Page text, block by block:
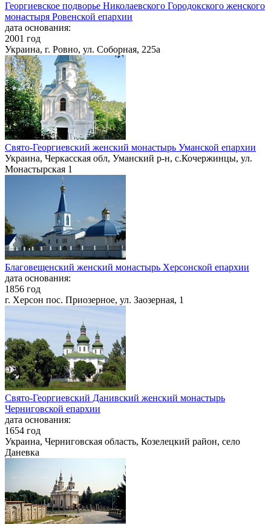
Георгиевское подворье Николаевского Городокского женского
монастыря Ровенской епархии
дата основания:
2001 год
Украина, г. Ровно, ул. Соборная, 225а
Свято-Георгиевский женский монастырь Уманской епархии
Украина, Черкасская обл, Уманский р-н, с.Кочержинцы, ул.
Монастырская 1
Благовещенский женский монастырь Херсонской епархии
дата основания:
1856 год
г. Херсон пос. Приозерное, ул. Заозерная, 1
Свято-Георгиевский Данивский женский монастырь
Черниговской епархии
дата основания:
1654 год
Украина, Черниговская область, Козелецкий район, село
Даневка